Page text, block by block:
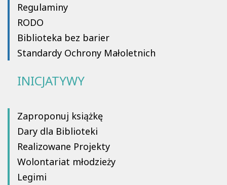
Regulaminy
RODO
Biblioteka bez barier
Standardy Ochrony Małoletnich
INICJATYWY
Zaproponuj książkę
Dary dla Biblioteki
Realizowane Projekty
Wolontariat młodzieży
Legimi